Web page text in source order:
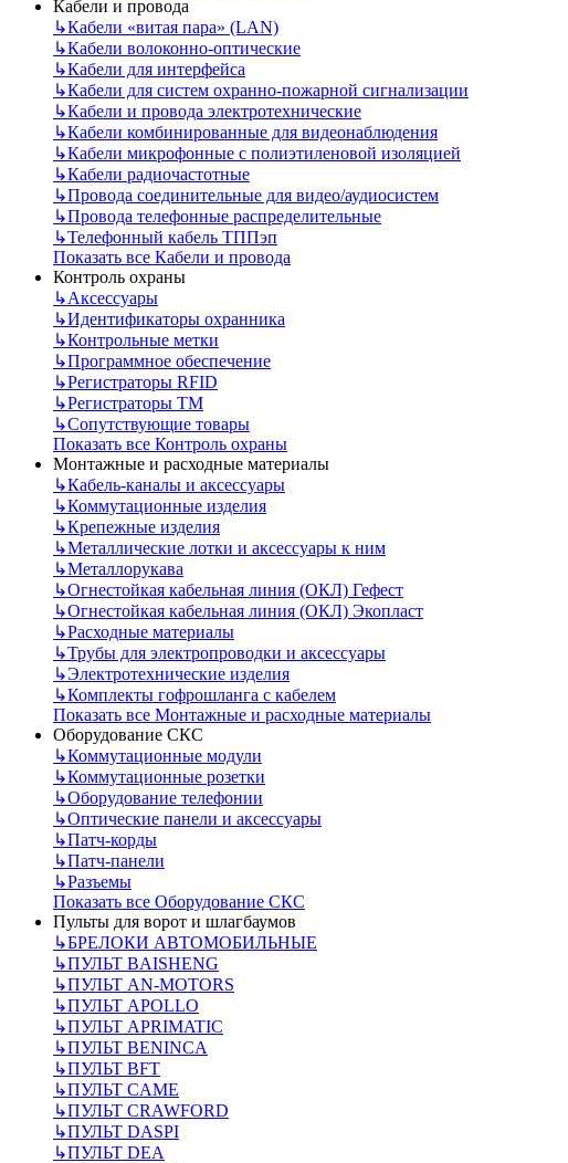
Кабели и провода
↳Кабели «витая пара» (LAN)
↳Кабели волоконно-оптические
↳Кабели для интерфейса
↳Кабели для систем охранно-пожарной сигнализации
↳Кабели и провода электротехнические
↳Кабели комбинированные для видеонаблюдения
↳Кабели микрофонные с полиэтиленовой изоляцией
↳Кабели радиочастотные
↳Провода соединительные для видео/аудиосистем
↳Провода телефонные распределительные
↳Телефонный кабель ТППэп
Показать все Кабели и провода
Контроль охраны
↳Аксессуары
↳Идентификаторы охранника
↳Контрольные метки
↳Программное обеспечение
↳Регистраторы RFID
↳Регистраторы ТМ
↳Сопутствующие товары
Показать все Контроль охраны
Монтажные и расходные материалы
↳Кабель-каналы и аксессуары
↳Коммутационные изделия
↳Крепежные изделия
↳Металлические лотки и аксессуары к ним
↳Металлорукава
↳Огнестойкая кабельная линия (ОКЛ) Гефест
↳Огнестойкая кабельная линия (ОКЛ) Экопласт
↳Расходные материалы
↳Трубы для электропроводки и аксессуары
↳Электротехнические изделия
↳Комплекты гофрошланга с кабелем
Показать все Монтажные и расходные материалы
Оборудование СКС
↳Коммутационные модули
↳Коммутационные розетки
↳Оборудование телефонии
↳Оптические панели и аксессуары
↳Патч-корды
↳Патч-панели
↳Разъемы
Показать все Оборудование СКС
Пульты для ворот и шлагбаумов
↳БРЕЛОКИ АВТОМОБИЛЬНЫЕ
↳ПУЛЬТ BAISHENG
↳ПУЛЬТ AN-MOTORS
↳ПУЛЬТ APOLLO
↳ПУЛЬТ APRIMATIC
↳ПУЛЬТ BENINCA
↳ПУЛЬТ BFT
↳ПУЛЬТ CAME
↳ПУЛЬТ CRAWFORD
↳ПУЛЬТ DASPI
↳ПУЛЬТ DEA